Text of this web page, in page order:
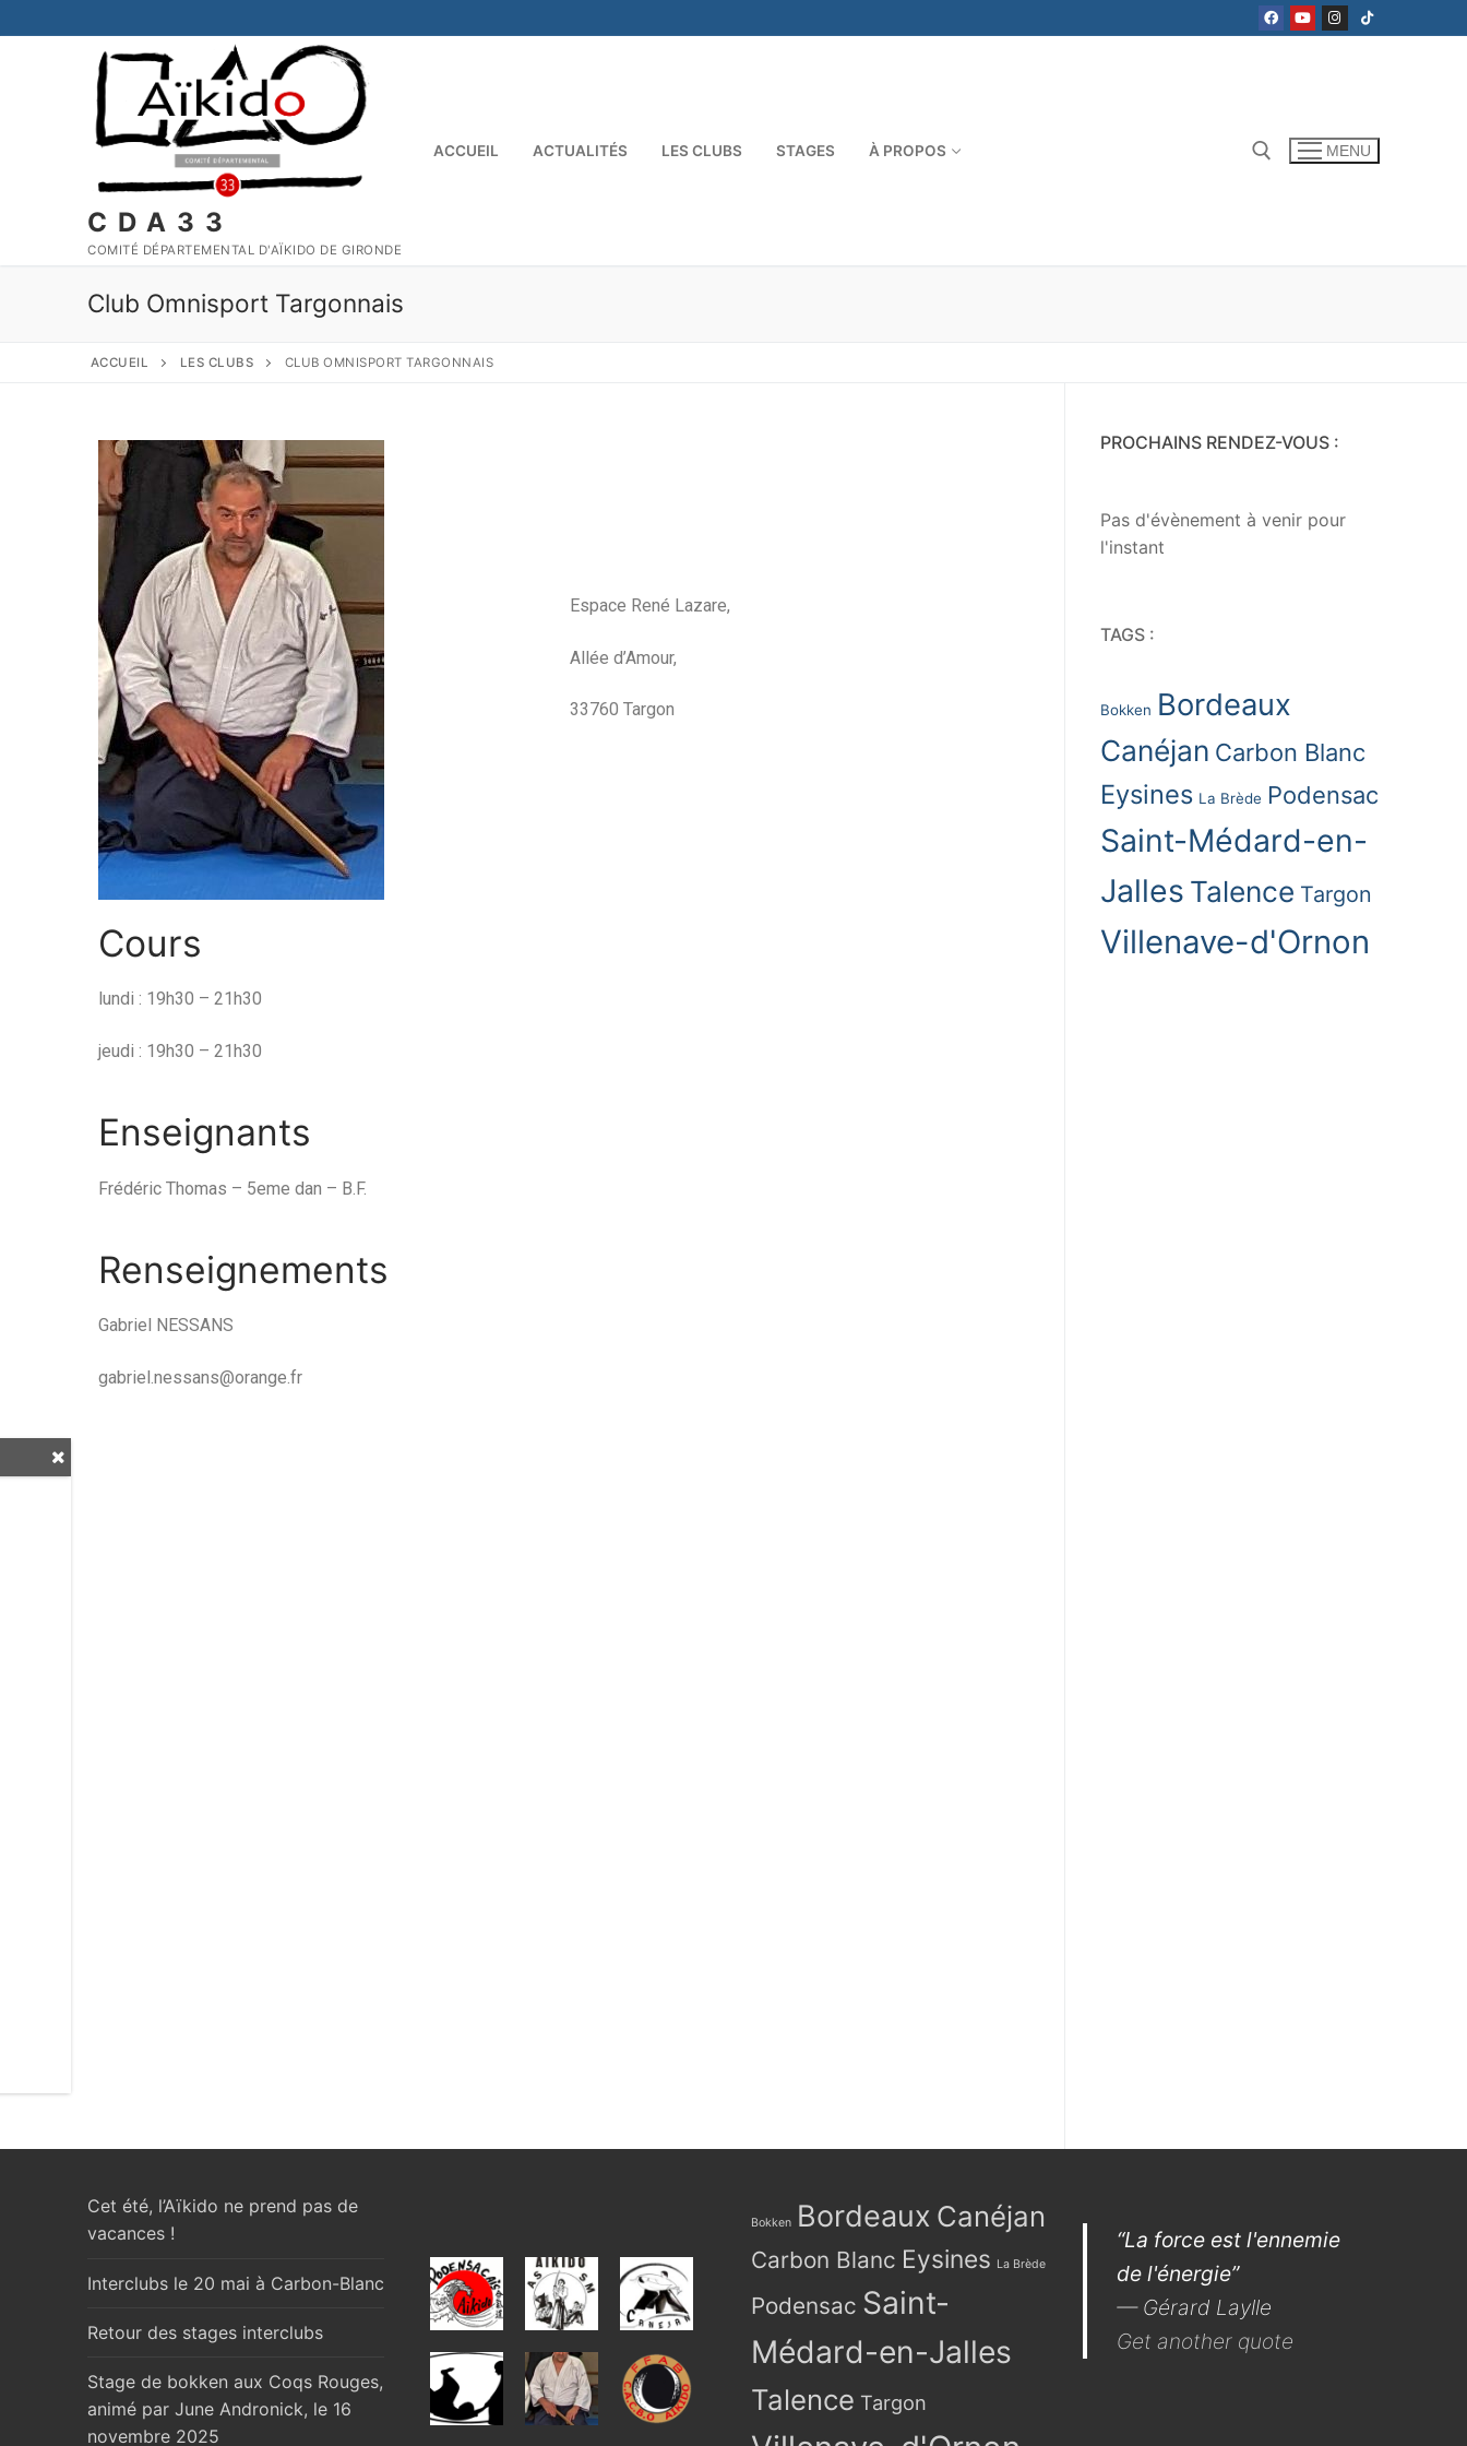
CDA33
COMITÉ DÉPARTEMENTAL D'AÏKIDO DE GIRONDE
ACCUEIL ACTUALITÉS LES CLUBS STAGES À PROPOS MENU
Club Omnisport Targonnais
ACCUEIL LES CLUBS CLUB OMNISPORT TARGONNAIS
Espace René Lazare,
Allée d’Amour,
33760 Targon
Cours
lundi : 19h30 – 21h30
jeudi : 19h30 – 21h30
Enseignants
Frédéric Thomas – 5eme dan – B.F.
Renseignements
Gabriel NESSANS
gabriel.nessans@orange.fr
PROCHAINS RENDEZ-VOUS :
Pas d'évènement à venir pour
l'instant
TAGS :
Bokken Bordeaux
Canéjan Carbon Blanc
Eysines La Brède Podensac
Saint-Médard-en-
Jalles Talence Targon
Villenave-d'Ornon
Cet été, l’Aïkido ne prend pas de
vacances !
Interclubs le 20 mai à Carbon-Blanc
Retour des stages interclubs
Stage de bokken aux Coqs Rouges,
animé par June Andronick, le 16
novembre 2025
Bokken Bordeaux Canéjan
Carbon Blanc Eysines La Brède
Podensac Saint-
Médard-en-Jalles
Talence Targon
“La force est l'ennemie
de l'énergie”
— Gérard Laylle
Get another quote